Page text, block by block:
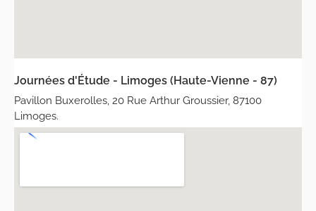
Journées d'Étude - Limoges (Haute-Vienne - 87)
Pavillon Buxerolles, 20 Rue Arthur Groussier, 87100
Limoges.